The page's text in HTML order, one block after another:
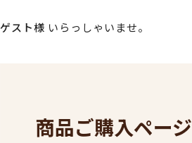
ゲスト様 いらっしゃいませ。
商品ご購入ページ